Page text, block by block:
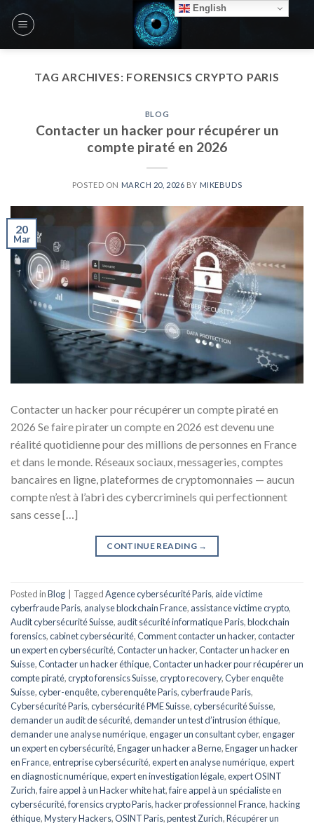
TAG ARCHIVES: FORENSICS CRYPTO PARIS
BLOG
Contacter un hacker pour récupérer un
compte piraté en 2026
POSTED ON MARCH 20, 2026 BY MIKEBUDS
20
Mar
Contacter un hacker pour récupérer un compte piraté en
2026 Se faire pirater un compte en 2026 est devenu une
réalité quotidienne pour des millions de personnes en France
et dans le monde. Réseaux sociaux, messageries, comptes
bancaires en ligne, plateformes de cryptomonnaies — aucun
compte n’est à l’abri des cybercriminels qui perfectionnent
sans cesse […]
CONTINUE READING →
Posted inBlog TaggedAgence cybersécurité Paris, aide victime
cyberfraude Paris, analyse blockchain France, assistance victime crypto,
Audit cybersécurité Suisse, audit sécurité informatique Paris,blockchain
forensics,cabinet cybersécurité,Comment contacter un hacker,contacter
un expert en cybersécurité,Contacter un hacker,Contacter un hacker en
Suisse,Contacter un hacker éthique,Contacter un hacker pour récupérer un
compte piraté,crypto forensics Suisse,crypto recovery,Cyber enquête
Suisse,cyber-enquête,cyberenquête Paris,cyberfraude Paris,
Cybersécurité Paris,cybersécurité PME Suisse,cybersécurité Suisse,
demander un audit de sécurité,demander un test d’intrusion éthique,
demander une analyse numérique,engager un consultant cyber,engager
un expert en cybersécurité,Engager un hacker a Berne,Engager un hacker
en France,entreprise cybersécurité,expert en analyse numérique,expert
en diagnostic numérique,expert en investigation légale,expert OSINT
Zurich,faire appel à un Hacker white hat,faire appel à un spécialiste en
cybersécurité,forensics crypto Paris,hacker professionnel France,hacking
éthique,Mystery Hackers,OSINT Paris,pentest Zurich,Récupérer un
English